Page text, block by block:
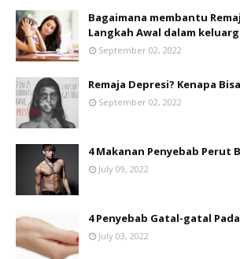
Bagaimana membantu
Langkah Awal dalam
September 02, 2022
Remaja Depresi? Kenapa
September 02, 2022
4 Makanan Penyebab Perut
July 09, 2022
4 Penyebab Gatal-gatal
July 03, 2022